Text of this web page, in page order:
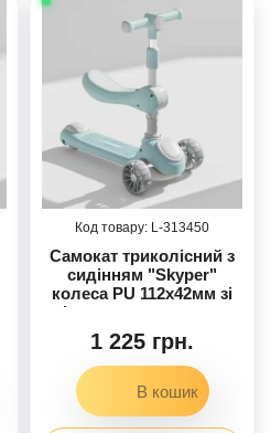
313450
Самокат триколісний з
сидінням "Skyper"
колеса PU 112х42мм зі
світлом, озвучування та
підсвічування
платформи, кермо
складане LS-1408-97
1 225 грн.